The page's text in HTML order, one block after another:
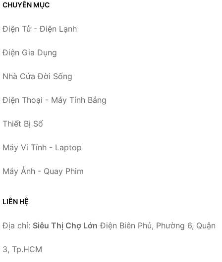
CHUYÊN MỤC
Điện Tử - Điện Lạnh
Điện Gia Dụng
Nhà Cửa Đời Sống
Điện Thoại - Máy Tính Bảng
Thiết Bị Số
Máy Vi Tính - Laptop
Máy Ảnh - Quay Phim
LIÊN HỆ
Địa chỉ: Siêu Thị Chợ Lớn Điện Biên Phủ, Phường 6, Quận
3, Tp.HCM